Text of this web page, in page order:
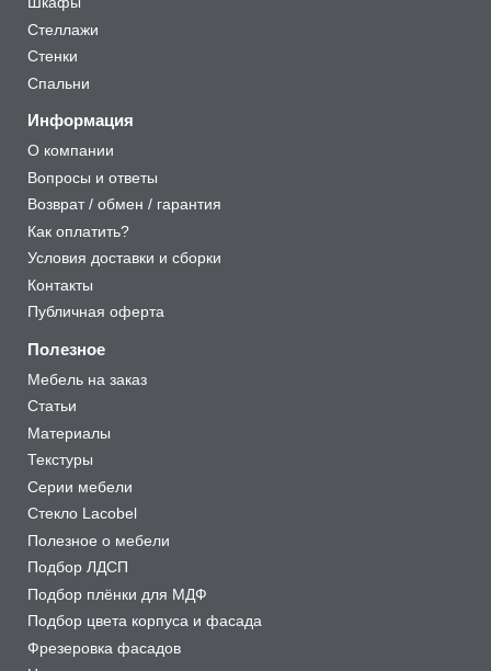
Стеллажи
Стенки
Спальни
Информация
О компании
Вопросы и ответы
Возврат / обмен / гарантия
Как оплатить?
Условия доставки и сборки
Контакты
Публичная оферта
Полезное
Мебель на заказ
Статьи
Материалы
Текстуры
Серии мебели
Стекло Lacobel
Полезное о мебели
Подбор ЛДСП
Подбор плёнки для МДФ
Подбор цвета корпуса и фасада
Фрезеровка фасадов